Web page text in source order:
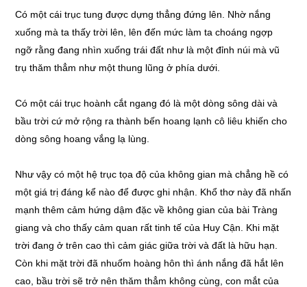
Có một cái trục tung được dựng thẳng đứng lên. Nhờ nắng
xuống mà ta thấy trời lên, lên đến mức làm ta choáng ngợp
ngỡ rằng đang nhìn xuống trái đất như là một đỉnh núi mà vũ
trụ thăm thẳm như một thung lũng ở phía dưới.
Có một cái trục hoành cắt ngang đó là một dòng sông dài và
bầu trời cứ mở rộng ra thành bến hoang lạnh cô liêu khiến cho
dòng sông hoang vắng lạ lùng.
Như vậy có một hệ trục tọa độ của không gian mà chẳng hề có
một giá trị đáng kể nào để được ghi nhận. Khổ thơ này đã nhấn
mạnh thêm cảm hứng dậm đặc về không gian của bài Tràng
giang và cho thấy cảm quan rất tinh tế của Huy Cận. Khi mặt
trời đang ở trên cao thì cảm giác giữa trời và đất là hữu hạn.
Còn khi mặt trời đã nhuốm hoàng hôn thì ánh nắng đã hắt lên
cao, bầu trời sẽ trở nên thăm thẳm không cùng, con mắt của